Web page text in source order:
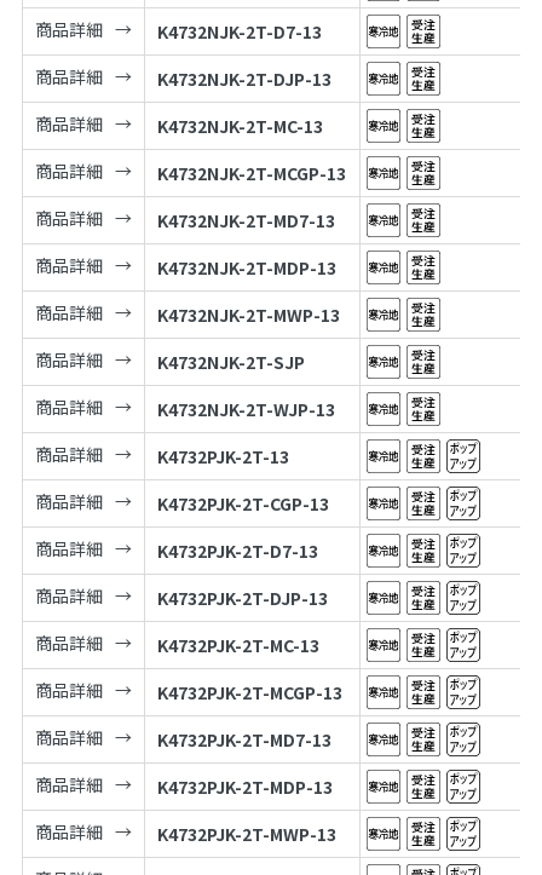
商品詳細
K4732NJK-2T-D7-13
商品詳細
K4732NJK-2T-DJP-13
商品詳細
K4732NJK-2T-MC-13
商品詳細
K4732NJK-2T-MCGP-13
商品詳細
K4732NJK-2T-MD7-13
商品詳細
K4732NJK-2T-MDP-13
商品詳細
K4732NJK-2T-MWP-13
商品詳細
K4732NJK-2T-SJP
商品詳細
K4732NJK-2T-WJP-13
商品詳細
K4732PJK-2T-13
商品詳細
K4732PJK-2T-CGP-13
商品詳細
K4732PJK-2T-D7-13
商品詳細
K4732PJK-2T-DJP-13
商品詳細
K4732PJK-2T-MC-13
商品詳細
K4732PJK-2T-MCGP-13
商品詳細
K4732PJK-2T-MD7-13
商品詳細
K4732PJK-2T-MDP-13
商品詳細
K4732PJK-2T-MWP-13